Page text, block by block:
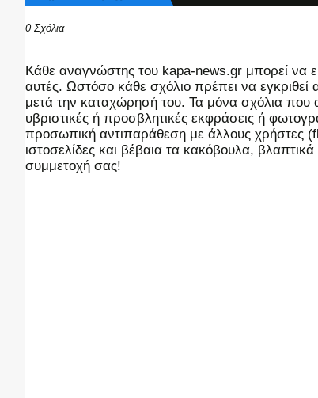
0 Σχόλια
Kάθε αναγνώστης του kapa-news.gr μπορεί να
αυτές. Ωστόσο κάθε σχόλιο πρέπει να εγκριθεί
μετά την καταχώρησή του. Τα μόνα σχόλια που
υβριστικές ή προσβλητικές εκφράσεις ή
προσωπική αντιπαράθεση με άλλους χρήστες
ιστοσελίδες και βέβαια τα κακόβουλα,
συμμετοχή σας!